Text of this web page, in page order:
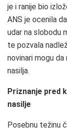
je i ranije bio
ANS je ocenila
udar na slobodu
te pozvala
novinari mogu
nasilja.
Priznanje pred
nasilje
Posebnu težinu